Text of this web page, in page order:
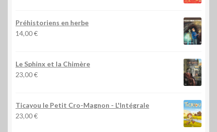
Préhistoriens en herbe
14,00€
Le Sphinx et la Chimère
23,00€
Ticayou le Petit Cro-Magnon - L'Intégrale
23,00€